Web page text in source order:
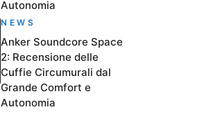
Autonomia
NEWS
Anker Soundcore Space
2: Recensione delle
Cuffie Circumurali dal
Grande Comfort e
Autonomia